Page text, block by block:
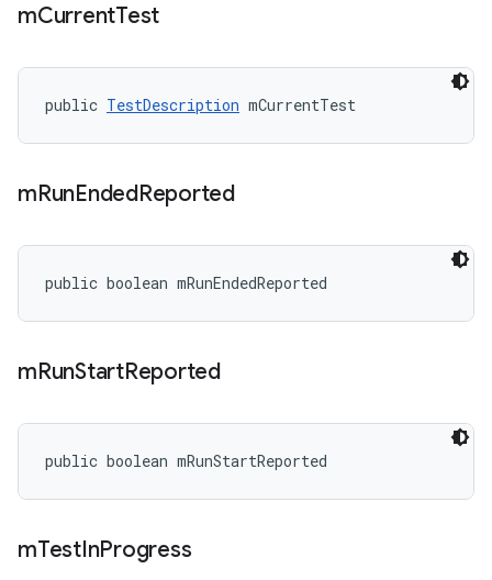
mCurrentTest
public TestDescription mCurrentTest
mRunEndedReported
public boolean mRunEndedReported
mRunStartReported
public boolean mRunStartReported
mTestInProgress